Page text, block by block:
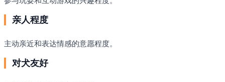
亲人程度
主动亲近和表达情感的意愿程度。
对犬友好